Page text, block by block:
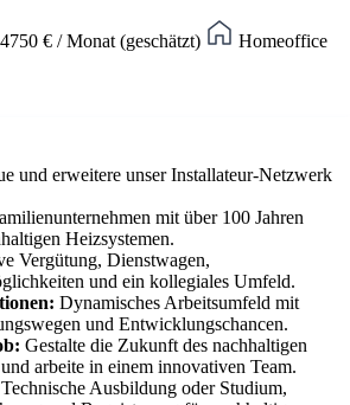
€ / Monat (geschätzt)
Homeoffice
und erweitere unser Installateur-Netzwerk
mit über 100 Jahren
Heizsystemen.
Vergütung, Dienstwagen,
und ein kollegiales Umfeld.
Dynamisches Arbeitsumfeld mit
und Entwicklungschancen.
Gestalte die Zukunft des nachhaltigen
arbeite in einem innovativen Team.
Technische Ausbildung oder Studium,